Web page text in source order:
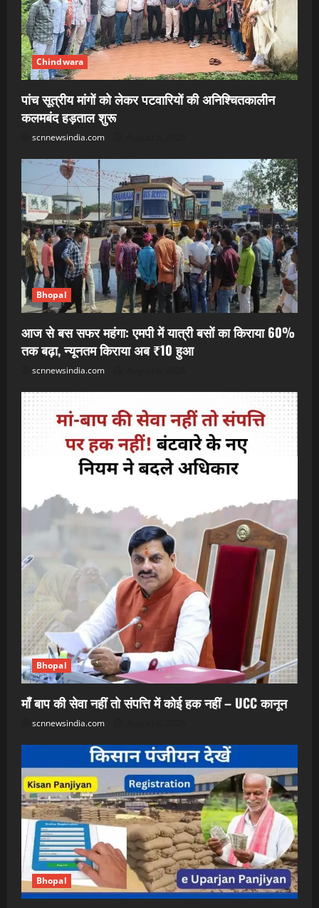
Chindwara
पांच सूत्रीय मांगों को लेकर पटवारियों की अनिश्चितकालीन
कलमबंद हड़ताल शुरू
scnnewsindia.com
Bhopal
आज से बस सफर महंगा: एमपी में यात्री बसों का किराया 60%
तक बढ़ा, न्यूनतम किराया अब ₹10 हुआ
scnnewsindia.com
Bhopal
माँ बाप की सेवा नहीं तो संपत्ति में कोई हक नहीं – UCC कानून
scnnewsindia.com
Bhopal